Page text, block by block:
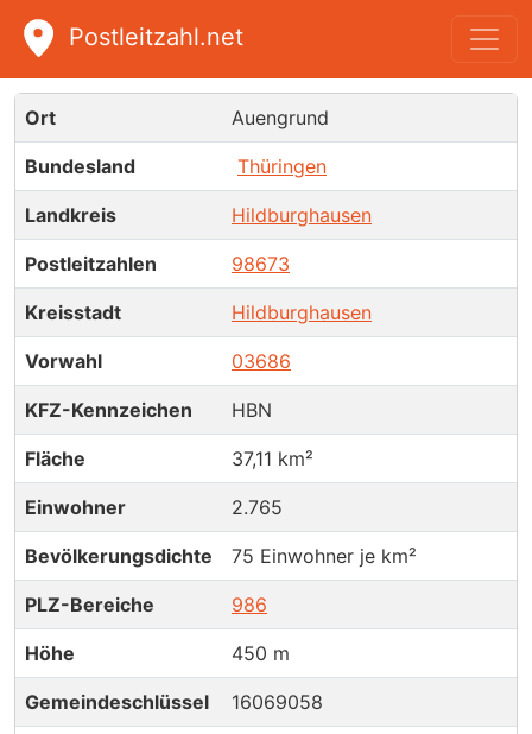
Postleitzahl.net
Auengrund
Ort Auengrund
Bundesland Thüringen
Landkreis Hildburghausen
Postleitzahlen 98673
Kreisstadt Hildburghausen
Vorwahl 03686
KFZ-Kennzeichen HBN
Fläche 37,11 km²
Einwohner 2.765
Bevölkerungsdichte 75 Einwohner je km²
PLZ-Bereiche 986
Höhe 450 m
Gemeindeschlüssel 16069058